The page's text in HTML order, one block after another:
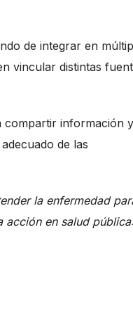
de integrar en
vincular distintas
compartir información
de las
la enfermedad
en salud